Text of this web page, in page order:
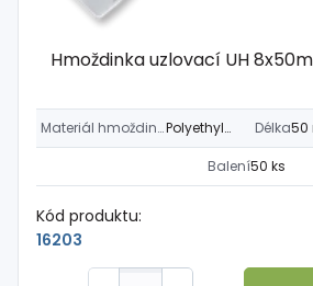
Hmoždinka uzlovací UH
Materiál hmoždinky Polyethylen Délka50
Balení50 ks
Kód produktu:
16203